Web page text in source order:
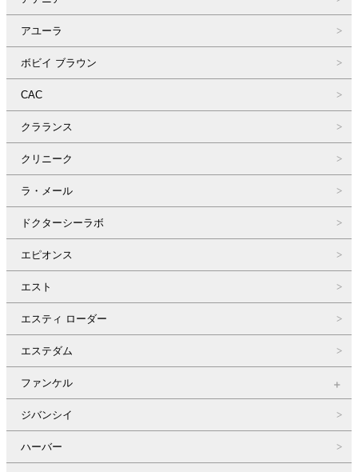
アユーラ
ボビイ ブラウン
CAC
クラランス
クリニーク
ラ・メール
ドクターシーラボ
エピオンス
エスト
エスティ ローダー
エステダム
ファンケル
ジバンシイ
ハーバー